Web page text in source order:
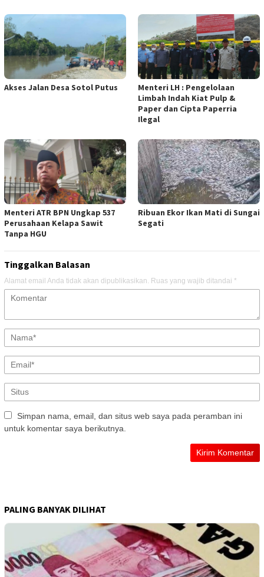
Akses Jalan Desa Sotol Putus
Menteri LH : Pengelolaan
Limbah Indah Kiat Pulp &
Paper dan Cipta Paperria
Ilegal
Menteri ATR BPN Ungkap 537
Perusahaan Kelapa Sawit
Tanpa HGU
Ribuan Ekor Ikan Mati di Sungai
Segati
Tinggalkan Balasan
Alamat email Anda tidak akan dipublikasikan. Ruas yang wajib ditandai *
Simpan nama, email, dan situs web saya pada peramban ini
untuk komentar saya berikutnya.
PALING BANYAK DILIHAT